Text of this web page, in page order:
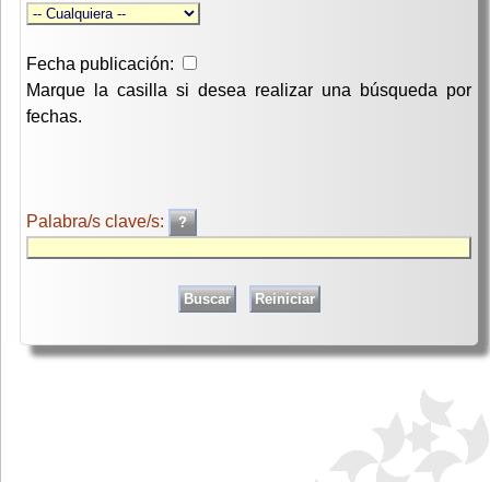
Fecha publicación:
Marque la casilla si desea realizar una búsqueda por
fechas.
Palabra/s clave/s: